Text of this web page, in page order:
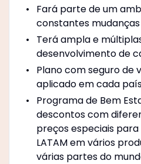
Fará parte de um
constantes mudanças
Terá ampla e
desenvolvimento de
Plano com seguro de
aplicado em cada
Programa de Bem
descontos com
preços especiais
LATAM em vários
várias partes do